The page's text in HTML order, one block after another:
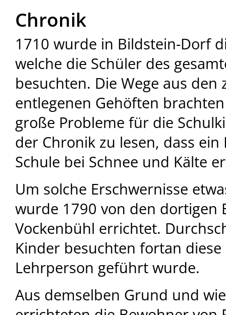
Chronik
1710 wurde in Bildstein-Dorf
welche die Schüler des
besuchten. Die Wege aus den
entlegenen Gehöften
große Probleme für die
der Chronik zu lesen, dass
Schule bei Schnee und Kälte
Um solche Erschwernisse
wurde 1790 von den dortigen
Vockenbühl errichtet.
Kinder besuchten fortan
Lehrperson geführt wurde.
Aus demselben Grund und